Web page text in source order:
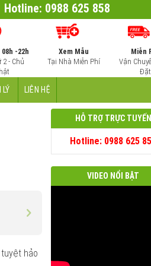
Hotline: 0988 625 858
-22h
2 - Chủ
Xem Mẫu
Tại Nhà Miễn Phí
Miễn
Vận
Đặt
LIÊN HỆ
hảo
HỖ TRỢ TRỰC TUYẾN
Hotline: 0988 625
VIDEO NỔI BẬT